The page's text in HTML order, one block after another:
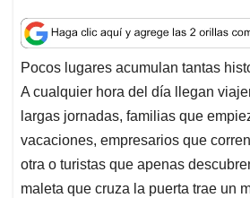
a
t
s
A
p
p
c
e
b
o
o
k
n
k
e
d
I
n
a
i
l
r
e
a
d
s
Pocos lugares acumulan tantas
A cualquier hora del día llegan
largas jornadas, familias que
vacaciones, empresarios que
otra o turistas que apenas
maleta que cruza la puerta trae un